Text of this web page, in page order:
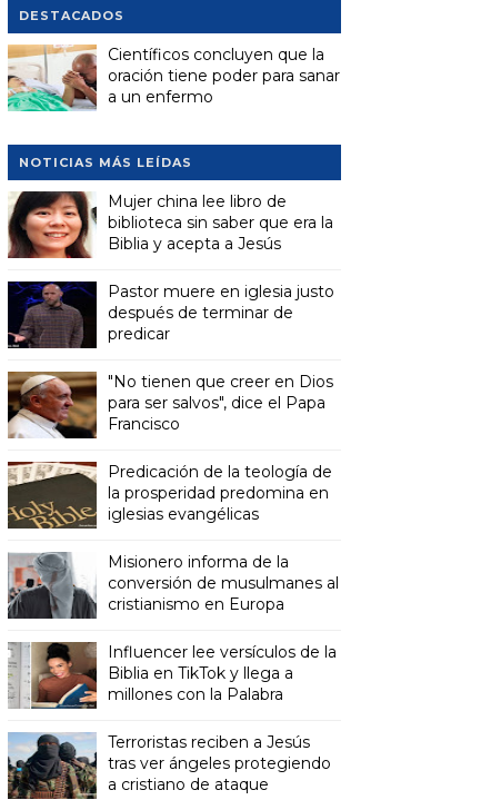
DESTACADOS
Científicos concluyen que la
oración tiene poder para sanar
a un enfermo
NOTICIAS MÁS LEÍDAS
Mujer china lee libro de
biblioteca sin saber que era la
Biblia y acepta a Jesús
Pastor muere en iglesia justo
después de terminar de
predicar
"No tienen que creer en Dios
para ser salvos", dice el Papa
Francisco
Predicación de la teología de
la prosperidad predomina en
iglesias evangélicas
Misionero informa de la
conversión de musulmanes al
cristianismo en Europa
Influencer lee versículos de la
Biblia en TikTok y llega a
millones con la Palabra
Terroristas reciben a Jesús
tras ver ángeles protegiendo
a cristiano de ataque